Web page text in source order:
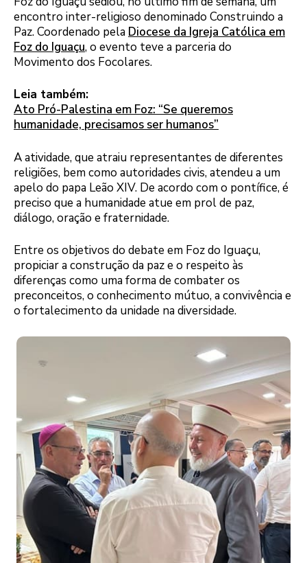
encontro inter-religioso denominado Construindo a
Paz. Coordenado pela Diocese da Igreja Católica em
Foz do Iguaçu, o evento teve a parceria do
Movimento dos Focolares.
Leia também:
Ato Pró-Palestina em Foz: “Se queremos
humanidade, precisamos ser humanos”
A atividade, que atraiu representantes de diferentes
religiões, bem como autoridades civis, atendeu a um
apelo do papa Leão XIV. De acordo com o pontífice, é
preciso que a humanidade atue em prol de paz,
diálogo, oração e fraternidade.
Entre os objetivos do debate em Foz do Iguaçu,
propiciar a construção da paz e o respeito às
diferenças como uma forma de combater os
preconceitos, o conhecimento mútuo, a convivência e
o fortalecimento da unidade na diversidade.